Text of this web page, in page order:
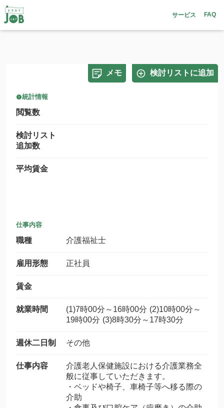
サービス FAQ
メモ 検討リストに追加
統計情報
閲覧数
検討リスト
追加数
平均賃金
仕事内容
職種 介護福祉士
雇用形態 正社員
賃金
就業時間
(1)7時00分～16時00分 (2)10時00分～
19時00分 (3)8時30分～17時30分
週休二日制 その他
仕事内容
介護老人保健施設における介護業務全
般に従事していただきます。
・ベッドや椅子、車椅子等へ移る際の
介助